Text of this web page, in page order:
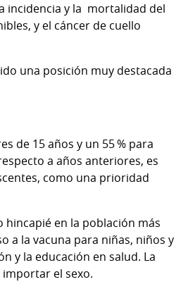
incidencia y la mortalidad del
y el cáncer de cuello
una posición muy destacada
de 15 años y un 55 % para
a años anteriores, es
como una prioridad
hincapié en la población más
a la vacuna para niñas, niños y
y la educación en salud. La
el sexo.